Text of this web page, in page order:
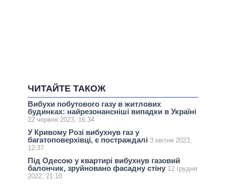
ЧИТАЙТЕ ТАКОЖ
Вибухи побутового газу в житлових
будинках: найрезонансніші випадки в Україні
22 червня 2023, 16:34
У Кривому Розі вибухнув газ у
багатоповерхівці, є постраждалі 3 квітня 2023,
12:37
Під Одесою у квартирі вибухнув газовий
балончик, зруйновано фасадну стіну 12 грудня
2022, 21:10